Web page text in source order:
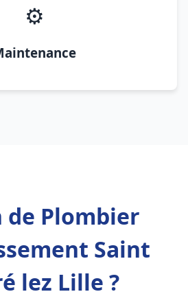
⚙️
de Plombier
Saint
lez Lille ?